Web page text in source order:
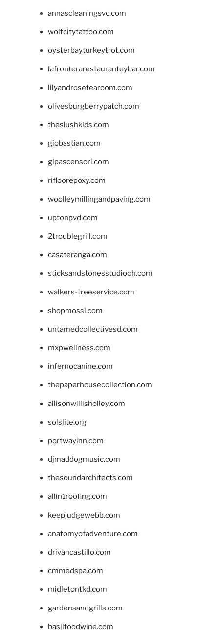
annascleaningsvc.com
wolfcitytattoo.com
oysterbayturkeytrot.com
lafronterarestauranteybar.com
lilyandrosetearoom.com
olivesburgberrypatch.com
theslushkids.com
giobastian.com
glpascensori.com
rifloorepoxy.com
woolleymillingandpaving.com
uptonpvd.com
2troublegrill.com
casateranga.com
sticksandstonesstudiooh.com
walkers-treeservice.com
shopmossi.com
untamedcollectivesd.com
mxpwellness.com
infernocanine.com
thepaperhousecollection.com
allisonwillisholley.com
solslite.org
portwayinn.com
djmaddogmusic.com
thesoundarchitects.com
allin1roofing.com
keepjudgewebb.com
anatomyofadventure.com
drivancastillo.com
cmmedspa.com
midletontkd.com
gardensandgrills.com
basilfoodwine.com